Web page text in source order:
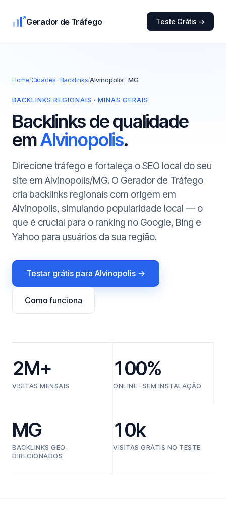
Gerador de Tráfego Teste Grátis →
Home/Cidades · Backlinks/Alvinopolis · MG
BACKLINKS REGIONAIS · MINAS GERAIS
Backlinks de qualidade
emAlvinopolis.
Direcione tráfego e fortaleça o SEO local do seu
site em Alvinopolis/MG. O Gerador de Tráfego
cria backlinks regionais com origem em
Alvinopolis, simulando popularidade local — o
que é crucial para o ranking no Google, Bing e
Yahoo para usuários da sua região.
Testar grátis para Alvinopolis →
Como funciona
2M+
VISITAS MENSAIS
100%
ONLINE · SEM INSTALAÇÃO
MG
BACKLINKS GEO-
DIRECIONADOS
10k
VISITAS GRÁTIS NO TESTE